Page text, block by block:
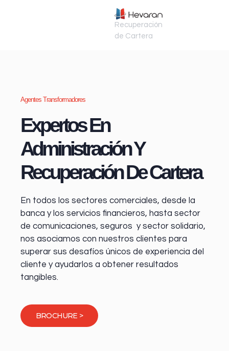
Recuperación
de Cartera
Agentes Transformadores
Expertos En
Administración Y
Recuperación De Cartera
En todos los sectores comerciales, desde la
banca y los servicios financieros, hasta sector
de comunicaciones, seguros y sector solidario,
nos asociamos con nuestros clientes para
superar sus desafíos únicos de experiencia del
cliente y ayudarlos a obtener resultados
tangibles.
BROCHURE >